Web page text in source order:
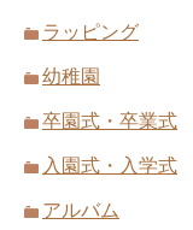
ラッピング
幼稚園
卒園式・卒業式
入園式・入学式
アルバム